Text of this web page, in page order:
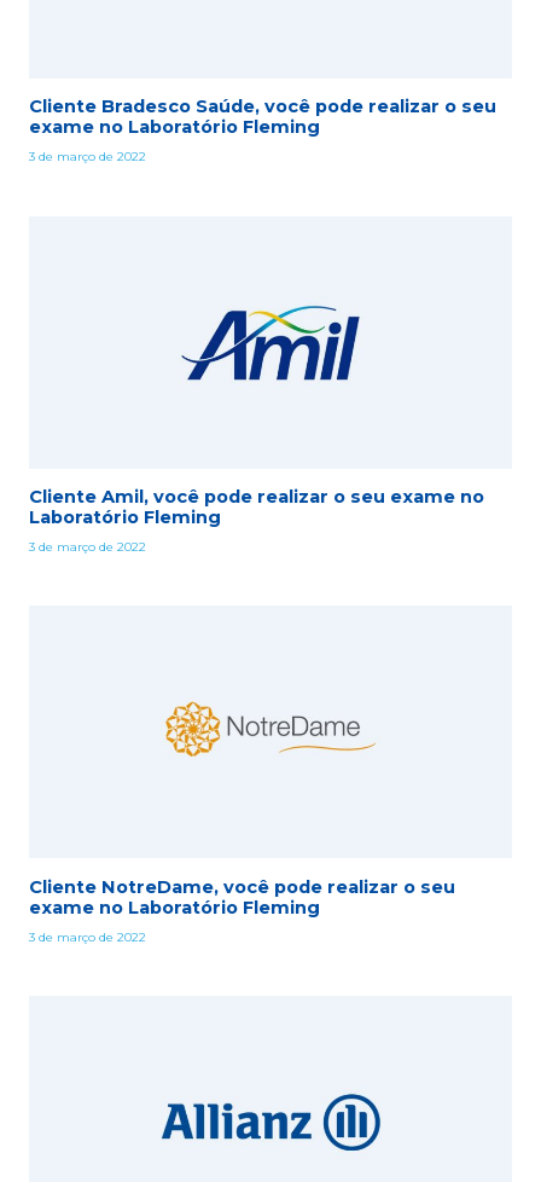
Cliente Bradesco Saúde, você pode realizar o seu
exame no Laboratório Fleming
3 de março de 2022
Cliente Amil, você pode realizar o seu exame no
Laboratório Fleming
3 de março de 2022
Cliente NotreDame, você pode realizar o seu
exame no Laboratório Fleming
3 de março de 2022